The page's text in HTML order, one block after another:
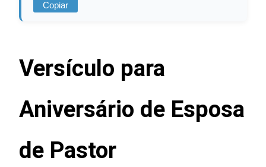
Copiar
Versículo para
Aniversário de Esposa
de Pastor